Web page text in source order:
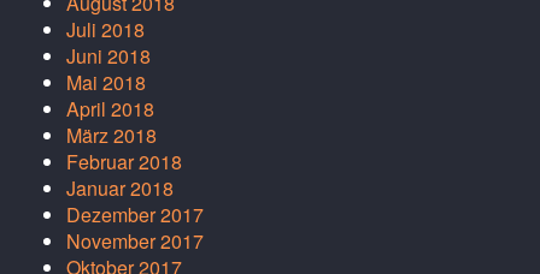
Juli 2018
Juni 2018
Mai 2018
April 2018
März 2018
Februar 2018
Januar 2018
Dezember 2017
November 2017
Oktober 2017